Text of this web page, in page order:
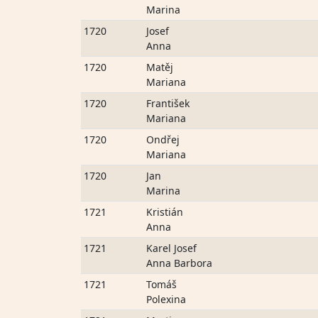
Marina
1720
Josef
Anna
1720
Matěj
Mariana
1720
František
Mariana
1720
Ondřej
Mariana
1720
Jan
Marina
1721
Kristián
Anna
1721
Karel Josef
Anna Barbora
1721
Tomáš
Polexina